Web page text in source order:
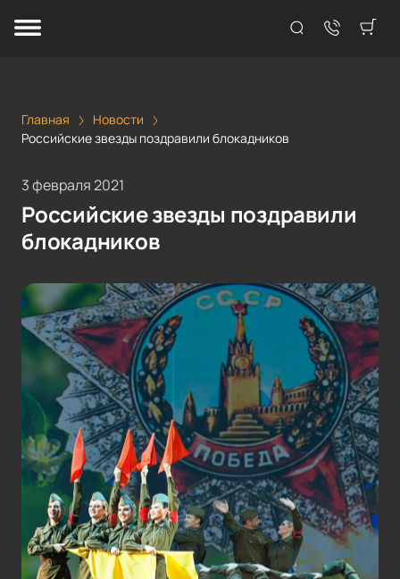
Главная
Новости
Российские звезды поздравили блокадников
3 февраля 2021
Российские звезды поздравили
блокадников